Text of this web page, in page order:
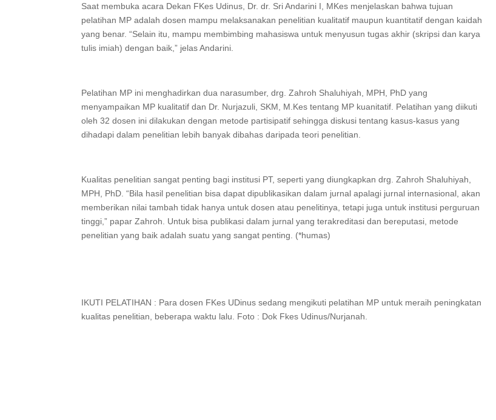
Saat membuka acara Dekan FKes Udinus, Dr. dr. Sri Andarini I, MKes menjelaskan bahwa tujuan
pelatihan MP adalah dosen mampu melaksanakan penelitian kualitatif maupun kuantitatif dengan kaidah
yang benar. “Selain itu, mampu membimbing mahasiswa untuk menyusun tugas akhir (skripsi dan karya
tulis imiah) dengan baik,” jelas Andarini.
Pelatihan MP ini menghadirkan dua narasumber, drg. Zahroh Shaluhiyah, MPH, PhD yang
menyampaikan MP kualitatif dan Dr. Nurjazuli, SKM, M.Kes tentang MP kuanitatif. Pelatihan yang diikuti
oleh 32 dosen ini dilakukan dengan metode partisipatif sehingga diskusi tentang kasus-kasus yang
dihadapi dalam penelitian lebih banyak dibahas daripada teori penelitian.
Kualitas penelitian sangat penting bagi institusi PT, seperti yang diungkapkan drg. Zahroh Shaluhiyah,
MPH, PhD. “Bila hasil penelitian bisa dapat dipublikasikan dalam jurnal apalagi jurnal internasional, akan
memberikan nilai tambah tidak hanya untuk dosen atau penelitinya, tetapi juga untuk institusi perguruan
tinggi,” papar Zahroh. Untuk bisa publikasi dalam jurnal yang terakreditasi dan bereputasi, metode
penelitian yang baik adalah suatu yang sangat penting. (*humas)
IKUTI PELATIHAN : Para dosen FKes UDinus sedang mengikuti pelatihan MP untuk meraih peningkatan
kualitas penelitian, beberapa waktu lalu. Foto : Dok Fkes Udinus/Nurjanah.